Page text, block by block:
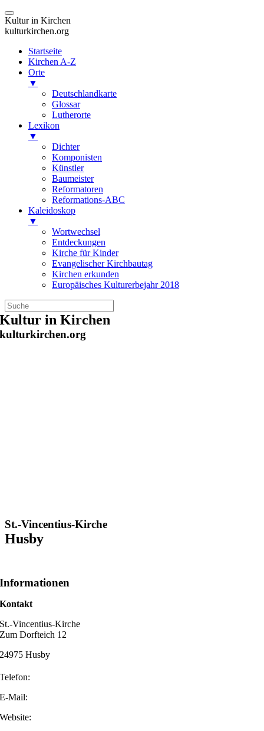
Kultur in Kirchen
kulturkirchen.org
Startseite
Kirchen A-Z
Orte
▼
Deutschlandkarte
Glossar
Lutherorte
Lexikon
▼
Dichter
Komponisten
Künstler
Baumeister
Reformatoren
Reformations-ABC
Kaleidoskop
▼
Wortwechsel
Entdeckungen
Kirche für Kinder
Evangelischer Kirchbautag
Kirchen erkunden
Europäisches Kulturerbejahr 2018
Zum
Inhalt
springen
Kultur in Kirchen
kulturkirchen.org
St.-Vincentius-Kirche
Husby
Informationen
Kontakt
St.-Vincentius-Kirche
Zum Dorfteich 12
24975 Husby
Telefon:
E-Mail:
Website: